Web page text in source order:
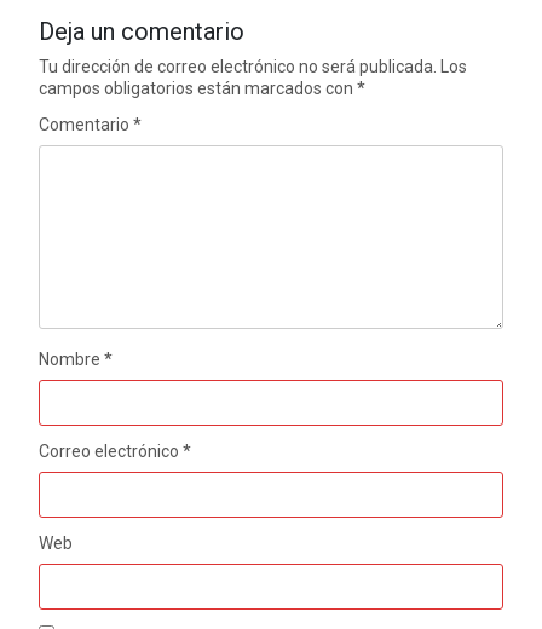
Deja un comentario
Tu dirección de correo electrónico no será publicada.
Los
campos obligatorios están marcados con*
Comentario*
Nombre*
Correo electrónico*
Web